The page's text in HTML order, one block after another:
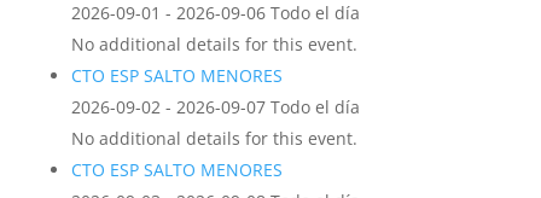
2026-09-01 - 2026-09-06 Todo el día
No additional details for this event.
CTO ESP SALTO MENORES
2026-09-02 - 2026-09-07 Todo el día
No additional details for this event.
CTO ESP SALTO MENORES